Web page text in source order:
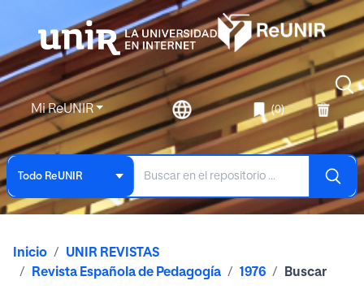
Mi ReUNIR (0)
Todo ReUNIR
Inicio
UNIR REVISTAS
Revista Española de Pedagogía
1976 Buscar